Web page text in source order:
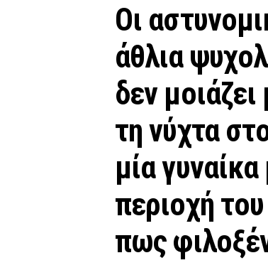
Οι
άθλια
δεν
τη νύχτα
μία
περιοχή
πως